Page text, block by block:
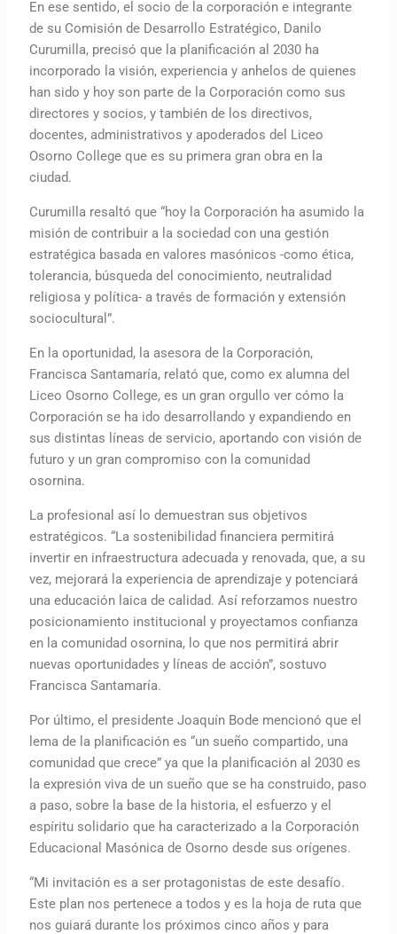
En ese sentido, el socio de la corporación e integrante
de su Comisión de Desarrollo Estratégico, Danilo
Curumilla, precisó que la planificación al 2030 ha
incorporado la visión, experiencia y anhelos de quienes
han sido y hoy son parte de la Corporación como sus
directores y socios, y también de los directivos,
docentes, administrativos y apoderados del Liceo
Osorno College que es su primera gran obra en la
ciudad.
Curumilla resaltó que “hoy la Corporación ha asumido la
misión de contribuir a la sociedad con una gestión
estratégica basada en valores masónicos -como ética,
tolerancia, búsqueda del conocimiento, neutralidad
religiosa y política- a través de formación y extensión
sociocultural”.
En la oportunidad, la asesora de la Corporación,
Francisca Santamaría, relató que, como ex alumna del
Liceo Osorno College, es un gran orgullo ver cómo la
Corporación se ha ido desarrollando y expandiendo en
sus distintas líneas de servicio, aportando con visión de
futuro y un gran compromiso con la comunidad
osornina.
La profesional así lo demuestran sus objetivos
estratégicos. “La sostenibilidad financiera permitirá
invertir en infraestructura adecuada y renovada, que, a su
vez, mejorará la experiencia de aprendizaje y potenciará
una educación laica de calidad. Así reforzamos nuestro
posicionamiento institucional y proyectamos confianza
en la comunidad osornina, lo que nos permitirá abrir
nuevas oportunidades y líneas de acción”, sostuvo
Francisca Santamaría.
Por último, el presidente Joaquín Bode mencionó que el
lema de la planificación es “un sueño compartido, una
comunidad que crece” ya que la planificación al 2030 es
la expresión viva de un sueño que se ha construido, paso
a paso, sobre la base de la historia, el esfuerzo y el
espíritu solidario que ha caracterizado a la Corporación
Educacional Masónica de Osorno desde sus orígenes.
“Mi invitación es a ser protagonistas de este desafío.
Este plan nos pertenece a todos y es la hoja de ruta que
nos guiará durante los próximos cinco años y para